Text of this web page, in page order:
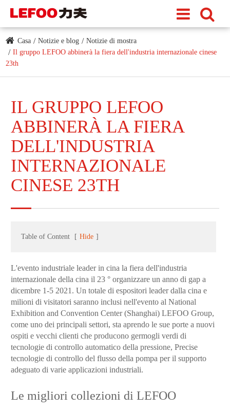
Casa Notizie e blog
Notizie di mostra
Il gruppo LEFOO abbinerà la fiera dell'industria internazionale cinese
23th
IL GRUPPO LEFOO
ABBINERÀ LA FIERA
DELL'INDUSTRIA
INTERNAZIONALE
CINESE 23TH
Table of Content [ Hide ]
L'evento industriale leader in cina la fiera dell'industria
internazionale della cina il 23 ° organizzare un anno di gap a
dicembre 1-5 2021. Un totale di espositori leader dalla cina e
milioni di visitatori saranno inclusi nell'evento al National
Exhibition and Convention Center (Shanghai) LEFOO Group,
come uno dei principali settori, sta aprendo le sue porte a nuovi
ospiti e vecchi clienti che producono germogli verdi di
tecnologie di controllo automatico della pressione, Precise
tecnologie di controllo del flusso della pompa per il supporto
adeguato di varie applicazioni industriali.
Le migliori collezioni di LEFOO